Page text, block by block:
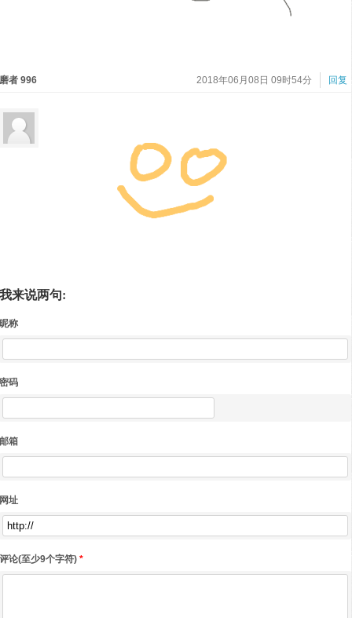
磨者 996 回复
2018年06月08日 09时54分
我来说两句:
昵称
密码
邮箱
网址
评论(至少9个字符) *